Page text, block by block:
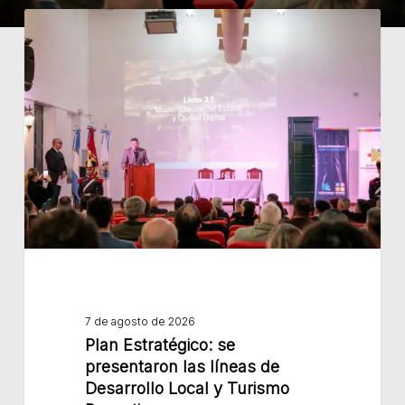
Estratégico:
se
presentaron
las
líneas
de
Desarrollo
Local
y
7 de agosto de 2026
Plan Estratégico: se
presentaron las líneas de
Desarrollo Local y Turismo